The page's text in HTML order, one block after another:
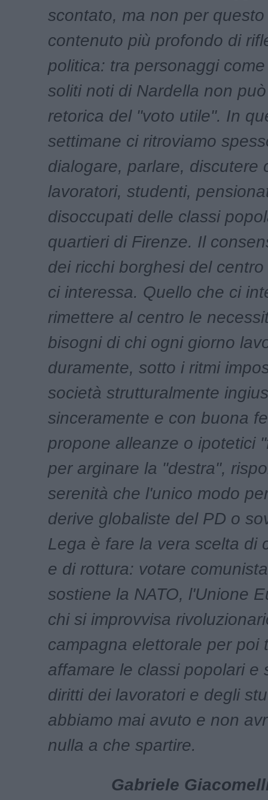
scontato, ma non per
contenuto più profondo di
politica: tra personaggi
soliti noti di Nardella non
retorica del "voto utile". In
settimane ci ritroviamo
dialogare, parlare, discutere
lavoratori, studenti,
disoccupati delle classi
quartieri di Firenze. Il
dei ricchi borghesi del
ci interessa. Quello che ci
rimettere al centro le
bisogni di chi ogni giorno
duramente, sotto i ritmi
società strutturalmente
sinceramente e con buona
propone alleanze o ipotetici
per arginare la "destra",
serenità che l'unico modo
derive globaliste del PD o
Lega è fare la vera scelta di
e di rottura: votare
sostiene la NATO, l'Unione
chi si improvvisa
campagna elettorale per poi
affamare le classi popolari e
diritti dei lavoratori e degli
abbiamo mai avuto e non
nulla a che spartire.
Gabriele